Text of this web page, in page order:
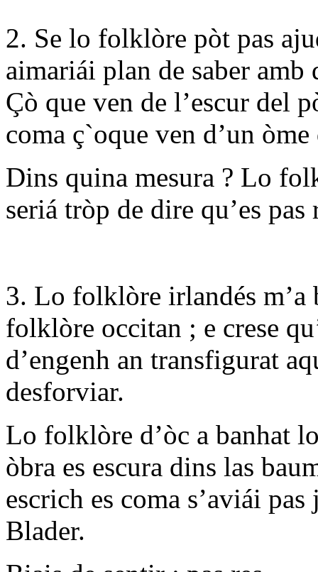
2. Se lo folklòre pòt pas
aimariái plan de saber amb
Çò que ven de l’escur del
coma ç`oque ven d’un
Dins quina mesura ? Lo
seriá tròp de dire qu’es pas
3. Lo folklòre irlandés
folklòre occitan ; e crese
d’engenh an transfigurat
desforviar.
Lo folklòre d’òc a banhat
òbra es escura dins las
escrich es coma s’aviái
Blader.